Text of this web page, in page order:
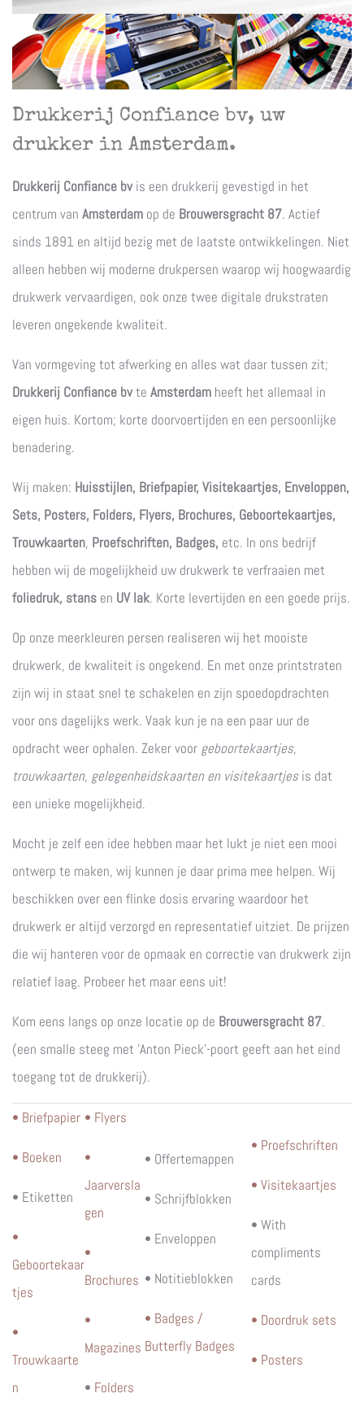
Drukkerij Confiance bv, uw
drukker in Amsterdam.
Drukkerij Confiance bvis een drukkerij gevestigd in het
centrum van Amsterdam op de Brouwersgracht 87. Actief
sinds 1891 en altijd bezig met de laatste ontwikkelingen. Niet
alleen hebben wij moderne drukpersen waarop wij hoogwaardig
drukwerk vervaardigen, ook onze twee digitale drukstraten
leveren ongekende kwaliteit.
Van vormgeving tot afwerking en alles wat daar tussen zit;
Drukkerij Confiance bvte Amsterdam heeft het allemaal in
eigen huis. Kortom; korte doorvoertijden en een persoonlijke
benadering.
Wij maken: Huisstijlen, Briefpapier, Visitekaartjes, Enveloppen,
Sets, Posters, Folders, Flyers, Brochures, Geboortekaartjes,
Trouwkaarten, Proefschriften, Badges, etc. In ons bedrijf
hebben wij de mogelijkheid uw drukwerk te verfraaien met
foliedruk, stans en UV lak. Korte levertijden en een goede prijs.
Op onze meerkleuren persen realiseren wij het mooiste
drukwerk, de kwaliteit is ongekend. En met onze printstraten
zijn wij in staat snel te schakelen en zijn spoedopdrachten
voor ons dagelijks werk. Vaak kun je na een paar uur de
opdracht weer ophalen. Zeker voor geboortekaartjes,
trouwkaarten, gelegenheidskaarten en visitekaartjesis dat
een unieke mogelijkheid.
Mocht je zelf een idee hebben maar het lukt je niet een mooi
ontwerp te maken, wij kunnen je daar prima mee helpen. Wij
beschikken over een flinke dosis ervaring waardoor het
drukwerk er altijd verzorgd en representatief uitziet. De prijzen
die wij hanteren voor de opmaak en correctie van drukwerk zijn
relatief laag. Probeer het maar eens uit!
Kom eens langs op onze locatie op de Brouwersgracht 87.
(een smalle steeg met 'Anton Pieck'-poort geeft aan het eind
toegang tot de drukkerij).
• Briefpapier
• Boeken
• Etiketten
•
Geboortekaar
tjes
•
Trouwkaarte
n
• Flyers
•
Jaarversla
gen
•
Brochures
•
Magazines
• Folders
• Offertemappen
• Schrijfblokken
• Enveloppen
• Notitieblokken
• Badges /
Butterfly Badges
• Proefschriften
• Visitekaartjes
• With
compliments
cards
• Doordruk sets
• Posters